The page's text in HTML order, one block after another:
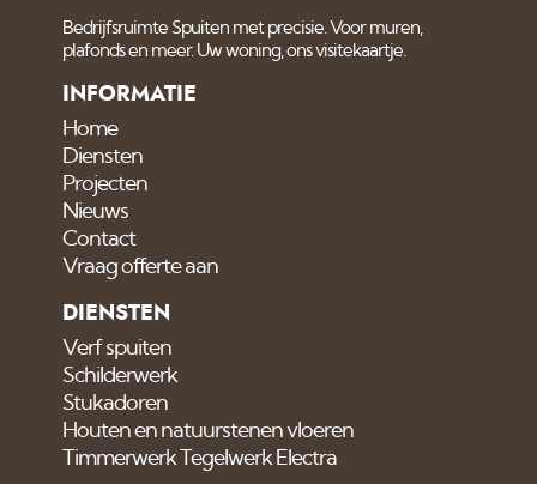
Bedrijfsruimte Spuiten met precisie. Voor muren,
plafonds en meer. Uw woning, ons visitekaartje.
INFORMATIE
Home
Diensten
Projecten
Nieuws
Contact
Vraag offerte aan
DIENSTEN
Verf spuiten
Schilderwerk
Stukadoren
Houten en natuurstenen vloeren
Timmerwerk Tegelwerk Electra